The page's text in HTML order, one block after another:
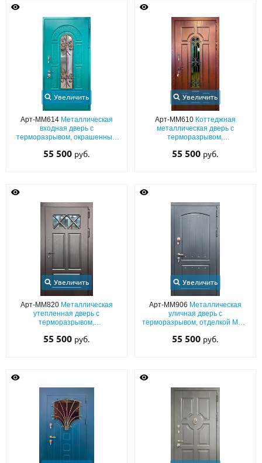
Увеличить
Арт-ММ614 Металлическая
входная дверь с
терморазрывом, окрашенным
решеткой и остеклением
55 500 руб.
Увеличить
Арт-ММ610 Коттеджная
металлическая дверь с
терморазрывом,
МДФ с остеклением и кованой
55 500 руб.
Увеличить
Арт-ММ820 Металлическая
утепленная дверь с
терморазрывом,
с фрезеровкой и стеклопакетом
55 500 руб.
Увеличить
Арт-ММ906 Металлическая
уличная дверь с
терморазрывом, отделкой МДФ
сторон
55 500 руб.